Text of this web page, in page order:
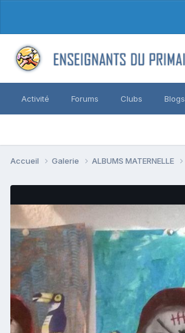
Activité Forums Clubs Blogs
Accueil Galerie ALBUMS MATERNELLE